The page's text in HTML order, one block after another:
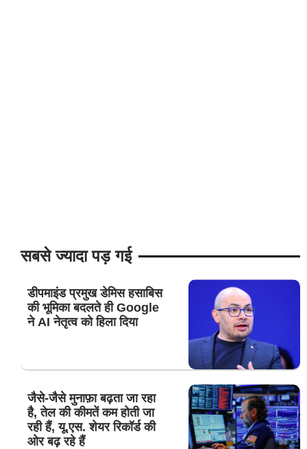
सबसे ज्यादा पड़ गई
डीपमाइंड प्रमुख डेमिस हसाबिस
की भूमिका बदलते ही Google
ने AI नेतृत्व को हिला दिया
जैसे-जैसे मुनाफ़ा बढ़ता जा रहा
है, तेल की कीमतें कम होती जा
रही हैं, यू.एस. शेयर रिकॉर्ड की
ओर बढ़ रहे हैं